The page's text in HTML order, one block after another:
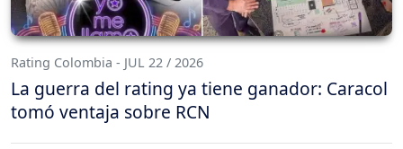
Rating Colombia - JUL 22 / 2026
La guerra del rating ya tiene ganador: Caracol
tomó ventaja sobre RCN